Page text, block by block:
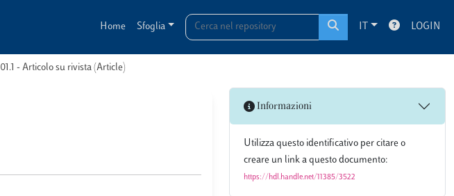
Home Sfoglia IT LOGIN
01.1 - Articolo su rivista (Article)
Informazioni
Utilizza questo identificativo per citare o
creare un link a questo documento:
https://hdl.handle.net/11385/3522